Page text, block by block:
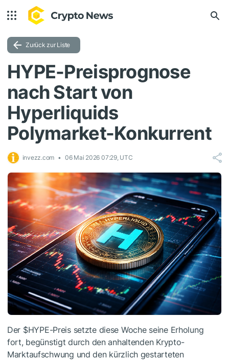
Zurück zur Liste
HYPE-Preisprognose
nach Start von
Hyperliquids
Polymarket-Konkurrent
invezz.com 06 Mai 2026 07:29, UTC
Der $HYPE-Preis setzte diese Woche seine Erholung
fort, begünstigt durch den anhaltenden Krypto-
Marktaufschwung und den kürzlich gestarteten